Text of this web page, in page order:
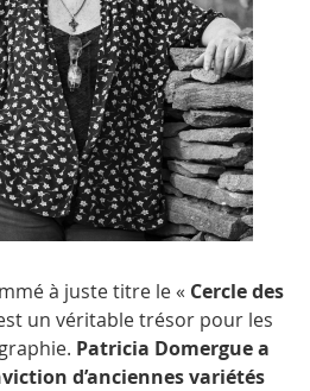
à juste titre le « Cercle des
un véritable trésor pour les
Patricia Domergue a
d’anciennes variétés